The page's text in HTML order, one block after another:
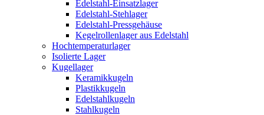
Edelstahl-Einsatzlager
Edelstahl-Stehlager
Edelstahl-Pressgehäuse
Kegelrollenlager aus Edelstahl
Hochtemperaturlager
Isolierte Lager
Kugellager
Keramikkugeln
Plastikkugeln
Edelstahlkugeln
Stahlkugeln